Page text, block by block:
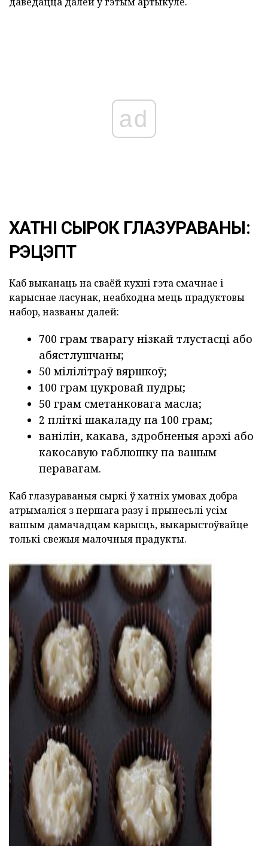
ad
ХАТНІ СЫРОК ГЛАЗУРАВАНЫ:
РЭЦЭПТ
Каб выканаць на сваёй кухні гэта смачнае і
карыснае ласунак, неабходна мець прадуктовы
набор, названы далей:
700 грам тварагу нізкай тлустасці або
абястлушчаны;
50 мілілітраў вяршкоў;
100 грам цукровай пудры;
50 грам сметанковага масла;
2 пліткі шакаладу па 100 грам;
ванілін, какава, здробненыя арэхі або
какосавую габлюшку па вашым
перавагам.
Каб глазураваныя сыркі ў хатніх умовах добра
атрымаліся з першага разу і прынесьлі усім
вашым дамачадцам карысць, выкарыстоўвайце
толькі свежыя малочныя прадукты.
AD